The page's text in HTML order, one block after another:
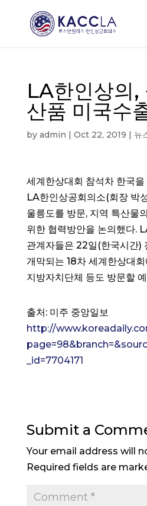
LA한인상의,
산품 미국수
by admin | Oct 22, 2019 | 뉴
세계한상대회 참석차 한국을
LA한인상공회의소(회장 박
울릉도를 방문, 지역 특산물
위한 협력방안을 논의했다.
관계자들은 22일(한국시간)
개막되는 18차 세계한상대
지방자치단체 등도 방문할
출처: 미주 중앙일보
http://
_id=7704171
Submit a
Your email address will
Required fields are